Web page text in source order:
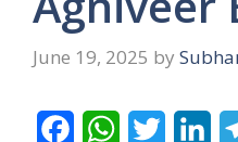
June 19, 2025 by
W